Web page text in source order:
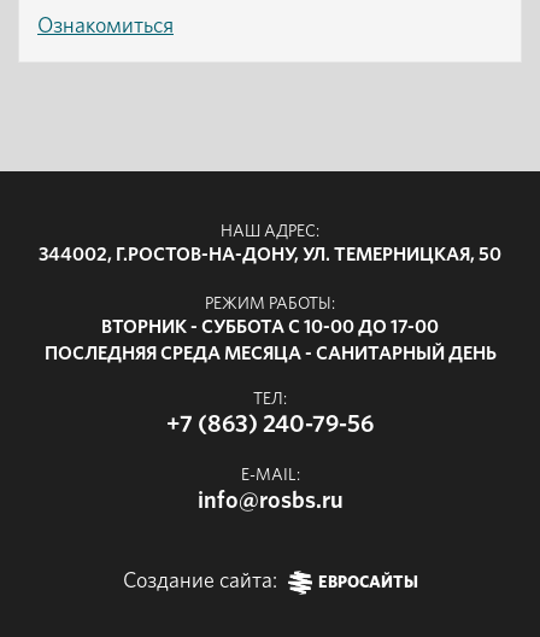
Ознакомиться
НАШ АДРЕС:
344002, Г.РОСТОВ-НА-ДОНУ, УЛ. ТЕМЕРНИЦКАЯ, 50
РЕЖИМ РАБОТЫ:
ВТОРНИК - СУББОТА С 10-00 ДО 17-00
ПОСЛЕДНЯЯ СРЕДА МЕСЯЦА - САНИТАРНЫЙ ДЕНЬ
ТЕЛ:
+7 (863) 240-79-56
E-MAIL:
info@rosbs.ru
Создание сайта: ЕВРОСАЙТЫ